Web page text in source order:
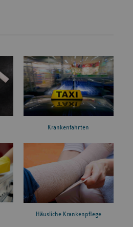
Krankenfahrten
Häusliche Krankenpflege